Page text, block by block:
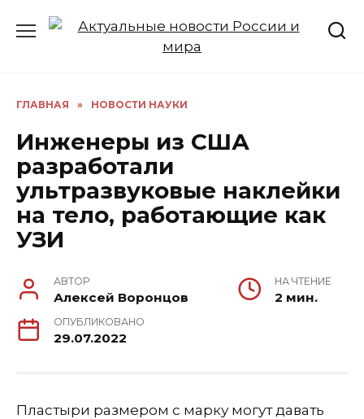
ГЛАВНАЯ » НОВОСТИ НАУКИ
Инженеры из США
разработали
ультразвуковые наклейки
на тело, работающие как
УЗИ
АВТОР
Алексей Воронцов
НА ЧТЕНИЕ
2 мин.
ОПУБЛИКОВАНО
29.07.2022
Пластыри размером с марку могут давать